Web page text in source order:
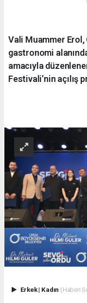
Vali Muammer
gastronomi
amacıyla
Festivali’nin açılış
Erkek| Kadın (Haberi